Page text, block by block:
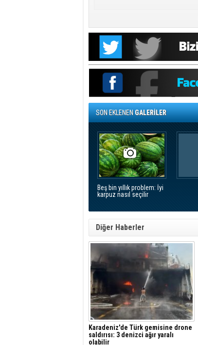
SON EKLENENGALERİLER
Beş bin yıllık problem: İyi
karpuz nasıl seçilir
Diğer Haberler
Karadeniz'de Türk gemisine drone
saldırısı: 3 denizci ağır yaralı
olabilir